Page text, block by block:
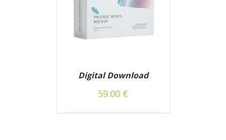
Digital Download
59.00 €